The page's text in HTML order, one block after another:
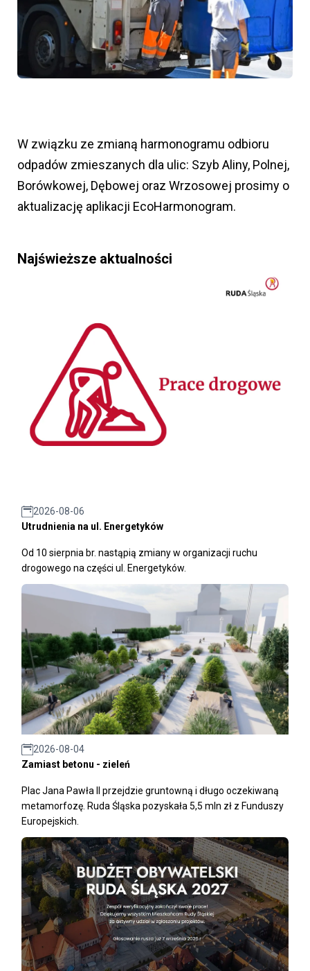
W związku ze zmianą harmonogramu odbioru
odpadów zmieszanych dla ulic: Szyb Aliny, Polnej,
Borówkowej, Dębowej oraz Wrzosowej prosimy o
aktualizację aplikacji EcoHarmonogram.
Najświeższe aktualności
2026-08-06
Utrudnienia na ul. Energetyków
Od 10 sierpnia br. nastąpią zmiany w organizacji ruchu
drogowego na części ul. Energetyków.
2026-08-04
Zamiast betonu - zieleń
Plac Jana Pawła II przejdzie gruntowną i długo oczekiwaną
metamorfozę. Ruda Śląska pozyskała 5,5 mln zł z Funduszy
Europejskich.